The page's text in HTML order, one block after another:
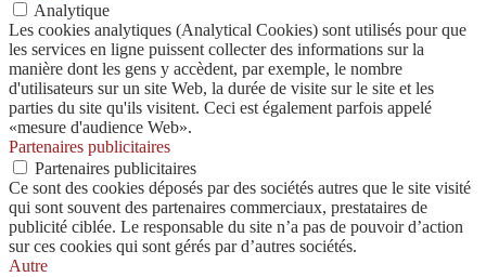
Analytique
Les cookies analytiques (Analytical Cookies) sont utilisés pour que
les services en ligne puissent collecter des informations sur la
manière dont les gens y accèdent, par exemple, le nombre
d'utilisateurs sur un site Web, la durée de visite sur le site et les
parties du site qu'ils visitent. Ceci est également parfois appelé
«mesure d'audience Web».
Partenaires publicitaires
Partenaires publicitaires
Ce sont des cookies déposés par des sociétés autres que le site visité
qui sont souvent des partenaires commerciaux, prestataires de
publicité ciblée. Le responsable du site n’a pas de pouvoir d’action
sur ces cookies qui sont gérés par d’autres sociétés.
Autre